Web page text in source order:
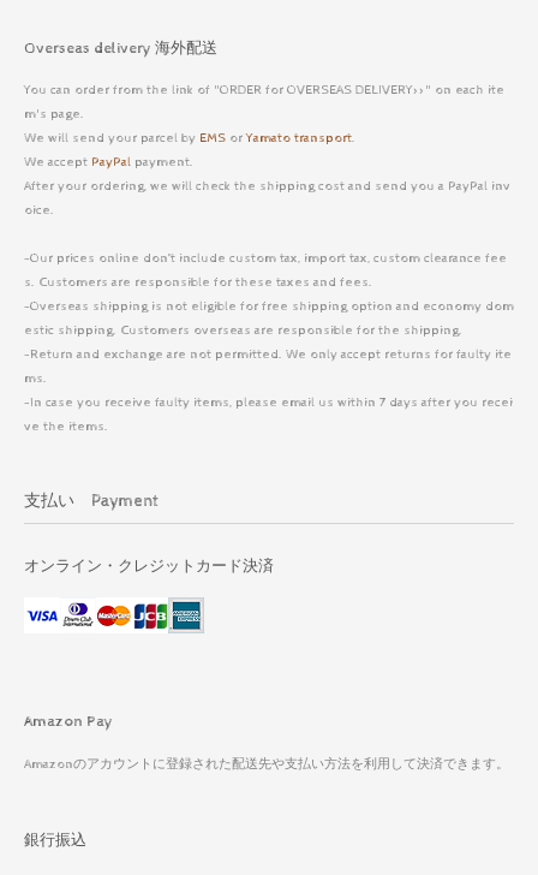
Overseas delivery 海外配送
You can order from the link of "ORDER for OVERSEAS DELIVERY>>" on each ite
m's page.
We will send your parcel by EMS orYamato transport.
We accept PayPal payment.
After your ordering, we will check the shipping cost and send you a PayPal inv
oice.
-Our prices online don’t include custom tax, import tax, custom clearance fee
s. Customers are responsible for these taxes and fees.
-Overseas shipping is not eligible for free shipping option and economy dom
estic shipping. Customers overseas are responsible for the shipping.
-Return and exchange are not permitted. We only accept returns for faulty ite
ms.
-In case you receive faulty items, please email us within 7 days after you recei
ve the items.
支払い Payment
オンライン・クレジットカード決済
Amazon Pay
Amazonのアカウントに登録された配送先や支払い方法を利用して決済できます。
銀行振込